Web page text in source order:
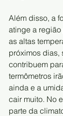
Além disso, a
atinge a
as altas
próximos dias,
contribuem
termômetros
ainda e a
cair muito. No
parte da